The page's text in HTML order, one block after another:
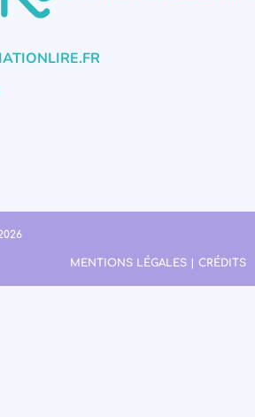
MENTIONS LÉGALES | CRÉDITS